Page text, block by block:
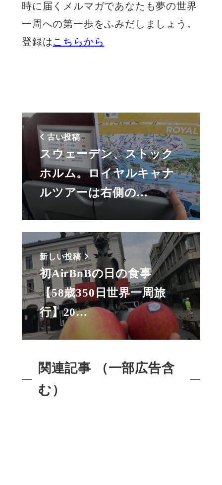
時に届くメルマガであなたも夢の世界
一周への第一歩をふみだしましょう。
登録はこちらから
古い投稿
スウェーデン、ストック
ホルム。ロイヤルキャナ
ルツアーは右側の…
新しい投稿
初AirBnBの日の食事
【58歳350日世界一周旅
行】20…
関連記事 （一部広告含
む）